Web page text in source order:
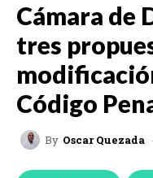
Cámara de
tres
Código
By Oscar Quezada